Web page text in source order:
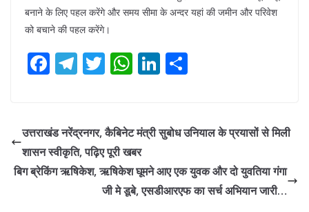
बनाने के लिए पहल करेंगे और समय सीमा के अन्दर यहां की जमीन और परिवेश
को बचाने की पहल करेंगे।
F
b
o
o
T
gr
a
m
T
er
W
s
A
p
p
Li
e
n
e
उत्तराखंड नरेंद्रनगर, कैबिनेट मंत्री सुबोध उनियाल के प्रयासों से मिली
शासन स्वीकृति, पढ़िए पूरी खबर
बिग ब्रेकिंग ऋषिकेश, ऋषिकेश घूमने आए एक युवक और दो युवतिया गंगा
जी मे डूबे, एसडीआरएफ का सर्च अभियान जारी…